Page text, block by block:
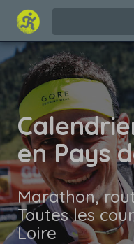
en Pays
Marathon,
Toutes les
Loire